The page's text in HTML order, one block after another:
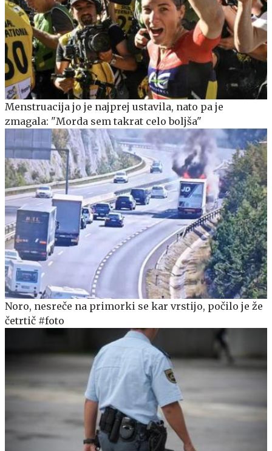
Menstruacija jo je najprej ustavila, nato pa je
zmagala: "Morda sem takrat celo boljša"
Noro, nesreče na primorki se kar vrstijo, počilo je že
četrtič #foto